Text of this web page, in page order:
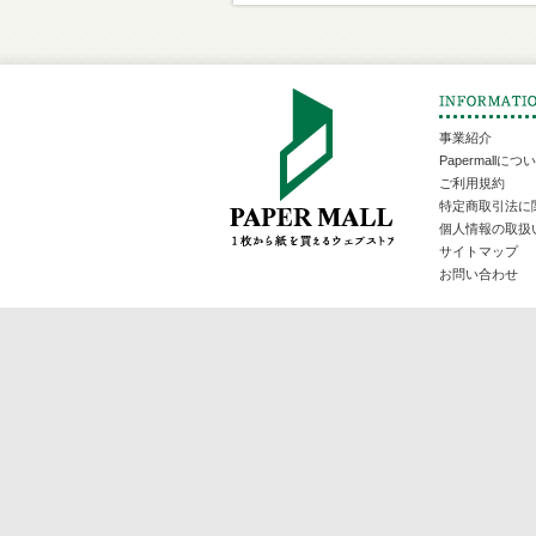
事業紹介
Papermallにつ
ご利用規約
特定商取引法に
個人情報の取扱
サイトマップ
お問い合わせ